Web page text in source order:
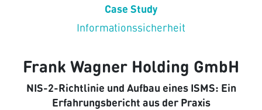
Case Study
Informationssicherheit
Frank Wagner Holding GmbH
NIS-2-Richtlinie und Aufbau eines ISMS: Ein
Erfahrungsbericht aus der Praxis